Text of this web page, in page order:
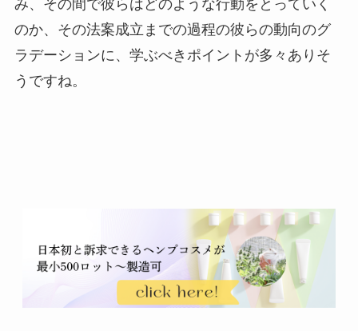
のか、その法案成立までの過程の彼らの動向のグ
ラデーションに、学ぶべきポイントが多々ありそ
うですね。